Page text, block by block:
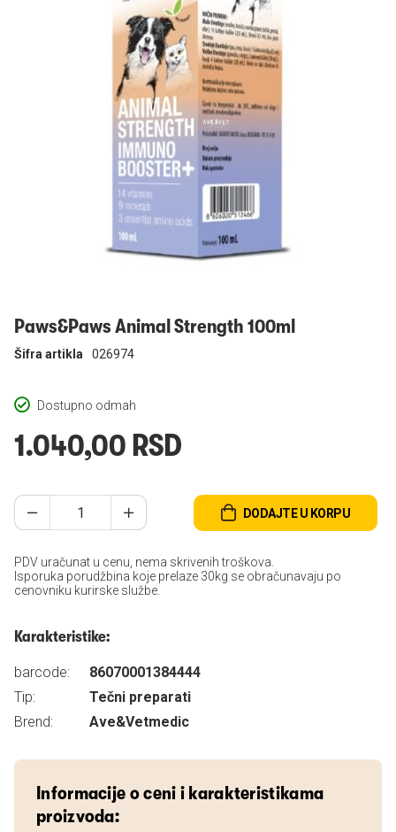
Paws&Paws Animal Strength 100ml
Dostupno odmah
Šifra artikla 026974
1.040,00 RSD
DODAJTE U KORPU
PDV uračunat u cenu, nema skrivenih troškova.
Isporuka porudžbina koje prelaze 30kg se obračunavaju po
cenovniku kurirske službe.
Karakteristike:
barcode:
86070001384444
Tip:
Tečni preparati
Brend:
Ave&Vetmedic
Informacije o ceni i karakteristikama
proizvoda: